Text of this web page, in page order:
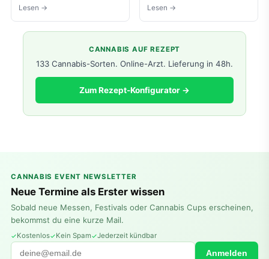
Lesen → Lesen →
CANNABIS AUF REZEPT
133 Cannabis-Sorten. Online-Arzt. Lieferung in 48h.
Zum Rezept-Konfigurator →
CANNABIS EVENT NEWSLETTER
Neue Termine als Erster wissen
Sobald neue Messen, Festivals oder Cannabis Cups erscheinen,
bekommst du eine kurze Mail.
Kostenlos Kein Spam Jederzeit kündbar
Anmelden